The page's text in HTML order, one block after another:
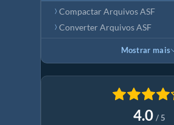
Compactar Arquivos ASF
Converter Arquivos ASF
Mostrar mais
4.0 / 5